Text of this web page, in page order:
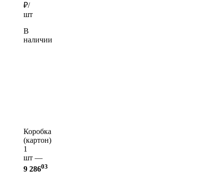
₽/
шт
В
наличии
Коробка
(картон)
1
шт —
9 28603